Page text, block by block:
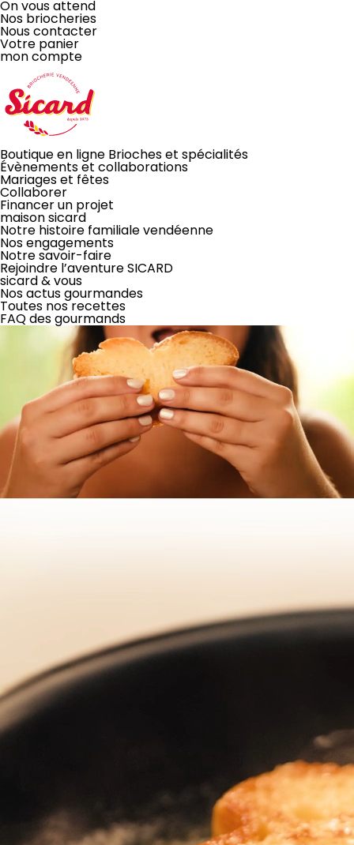
On vous attend
Nos briocheries
Nous contacter
Votre panier
mon compte
Boutique en ligne Brioches et spécialités
Évènementset collaborations
Mariages et fêtes
Collaborer
Financer un projet
maison sicard
Notre histoire familiale vendéenne
Nos engagements
Notre savoir-faire
Rejoindre l’aventure SICARD
sicard & vous
Nos actus gourmandes
Toutes nos recettes
FAQ des gourmands
LA BRIOCHE
À PARTAGER
ou pas!
JE COMMANDE EN LIGNE
Disponible aussi dans toutes nos briocheries